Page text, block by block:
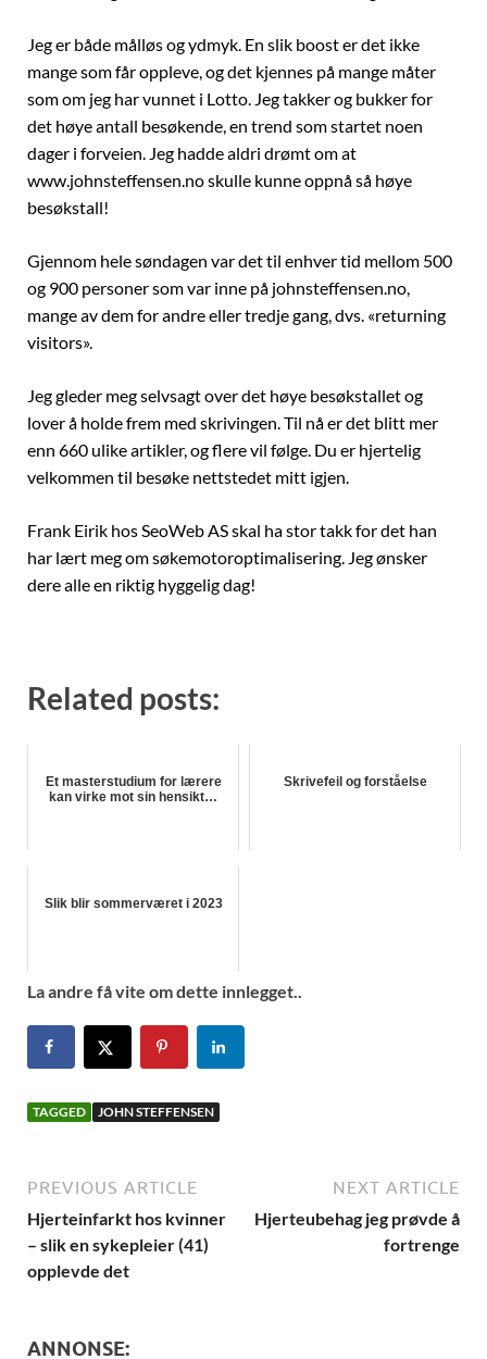
Jeg er både målløs og ydmyk. En slik boost er det ikke
mange som får oppleve, og det kjennes på mange måter
som om jeg har vunnet i Lotto. Jeg takker og bukker for
det høye antall besøkende, en trend som startet noen
dager i forveien. Jeg hadde aldri drømt om at
www.johnsteffensen.no skulle kunne oppnå så høye
besøkstall!
Gjennom hele søndagen var det til enhver tid mellom 500
og 900 personer som var inne på johnsteffensen.no,
mange av dem for andre eller tredje gang, dvs. «returning
visitors».
Jeg gleder meg selvsagt over det høye besøkstallet og
lover å holde frem med skrivingen. Til nå er det blitt mer
enn 660 ulike artikler, og flere vil følge. Du er hjertelig
velkommen til besøke nettstedet mitt igjen.
Frank Eirik hos SeoWeb AS skal ha stor takk for det han
har lært meg om søkemotoroptimalisering. Jeg ønsker
dere alle en riktig hyggelig dag!
Related posts:
Et masterstudium for lærere
kan virke mot sin hensikt…
Skrivefeil og forståelse
Slik blir sommerværet i 2023
La andre få vite om dette innlegget..
TAGGED JOHN STEFFENSEN
PREVIOUS ARTICLE
Hjerteinfarkt hos kvinner
– slik en sykepleier (41)
opplevde det
NEXT ARTICLE
Hjerteubehag jeg prøvde å
fortrenge
ANNONSE: